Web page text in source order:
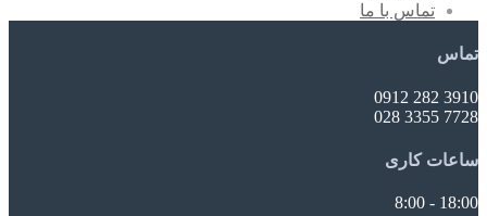
تماس با ما
تماس
3910 282 0912
7728 3355 028
ساعات کاری
18:00 - 8:00